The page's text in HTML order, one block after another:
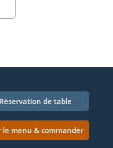
Réservation de table
le menu & commander